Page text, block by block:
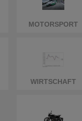
MOTORSPORT
WIRTSCHAFT